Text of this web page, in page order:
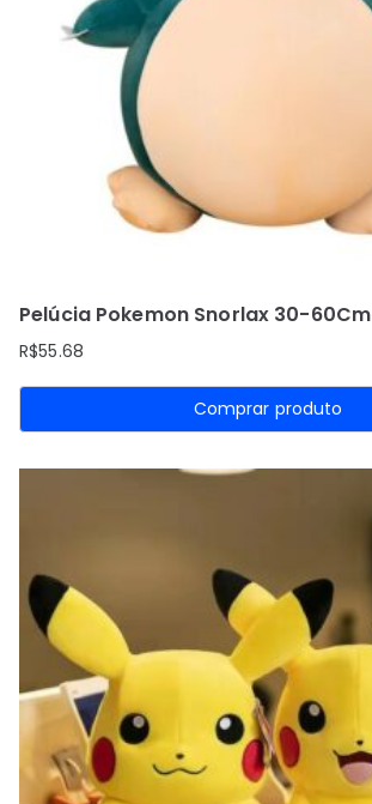
Pelúcia Pokemon Snorlax 30-60Cm
R$55.68
Comprar produto